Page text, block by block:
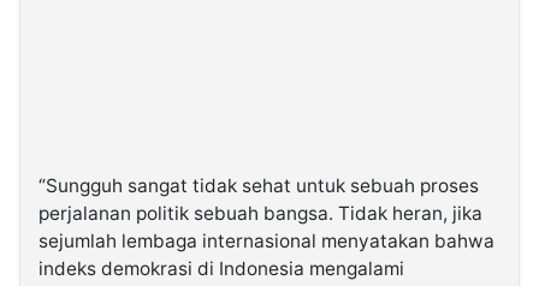
“Sungguh sangat tidak sehat untuk sebuah proses
perjalanan politik sebuah bangsa. Tidak heran, jika
sejumlah lembaga internasional menyatakan bahwa
indeks demokrasi di Indonesia mengalami